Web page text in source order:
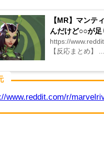
【MR】マンテ
んだけど○○が足
https://
【反応まとめ】 ...
www.reddit.com/r/